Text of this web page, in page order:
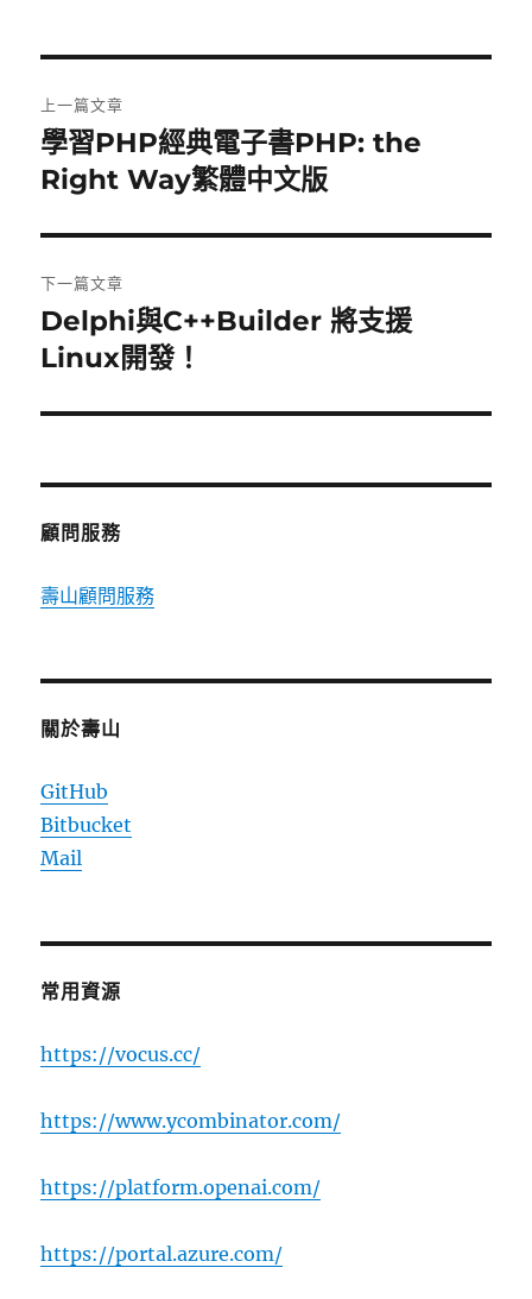
章
導
覽
上一篇文章
上
一
文
章:
學習PHP經典電子書PHP: the
Right Way繁體中文版
下一篇文章
下
一
文
Delphi與C++Builder 將支援
Linux開發！
顧問服務
壽山顧問服務
關於壽山
GitHub
Bitbucket
Mail
常用資源
https://vocus.cc/
https://www.ycombinator.com/
https://platform.openai.com/
https://portal.azure.com/